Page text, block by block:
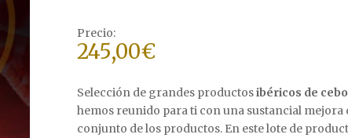
245,00€
Selección de grandes productosibéricos de cebo
hemos reunido para ti con una sustancial mejora
conjunto de los productos. En este lote de